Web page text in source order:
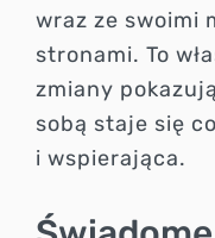
wraz ze swoimi
stronami. To
zmiany
sobą staje się
i wspierająca.